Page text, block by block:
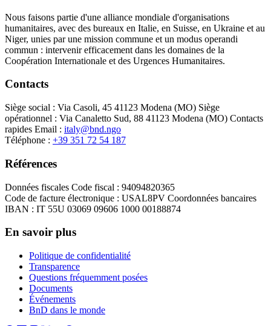
Nous faisons partie d'une alliance mondiale d'organisations
humanitaires, avec des bureaux en Italie, en Suisse, en Ukraine et au
Niger, unies par une mission commune et un modus operandi
commun : intervenir efficacement dans les domaines de la
Coopération Internationale et des Urgences Humanitaires.
Contacts
Siège social : Via Casoli, 45 41123 Modena (MO) Siège
opérationnel : Via Canaletto Sud, 88 41123 Modena (MO) Contacts
rapides Email : italy@bnd.ngo
Téléphone : +39 351 72 54 187
Références
Données fiscales Code fiscal : 94094820365
Code de facture électronique : USAL8PV Coordonnées bancaires
IBAN : IT 55U 03069 09606 1000 00188874
En savoir plus
Politique de confidentialité
Transparence
Questions fréquemment posées
Documents
Événements
BnD dans le monde